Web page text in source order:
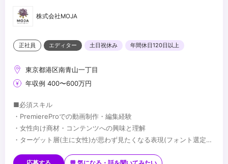
株式会社MOJA
正社員 エディター 土日祝休み 年間休日120日以上
東京都港区南青山一丁目
年収例 400〜600万円
■必須スキル
・PremiereProでの動画制作・編集経験
・女性向け商材・コンテンツへの興味と理解
・ターゲット層(主に女性)が思わず見たくなる表現(フォント選定・